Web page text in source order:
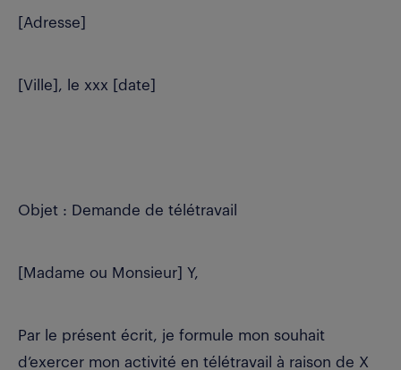
[Adresse]
[Ville], le xxx [date]
Objet : Demande de télétravail
[Madame ou Monsieur] Y,
Par le présent écrit, je formule mon souhait
d’exercer mon activité en télétravail à raison de X